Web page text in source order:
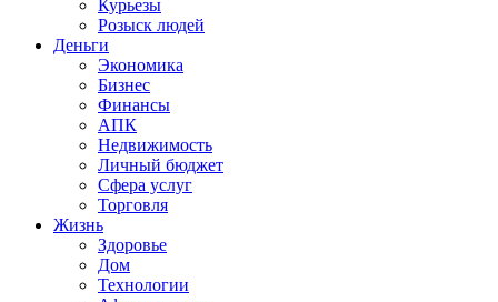
Курьезы
Розыск людей
Деньги
Экономика
Бизнес
Финансы
АПК
Недвижимость
Личный бюджет
Сфера услуг
Торговля
Жизнь
Здоровье
Дом
Технологии